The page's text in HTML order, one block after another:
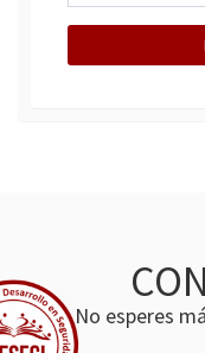
No esperes